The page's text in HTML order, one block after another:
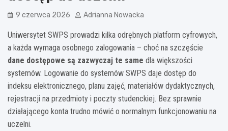
9 czerwca 2026 Adrianna Nowacka
Uniwersytet SWPS prowadzi kilka odrębnych platform cyfrowych,
a każda wymaga osobnego zalogowania – choć na szczęście
dane dostępowe są zazwyczaj te same dla większości
systemów. Logowanie do systemów SWPS daje dostęp do
indeksu elektronicznego, planu zajęć, materiałów dydaktycznych,
rejestracji na przedmioty i poczty studenckiej. Bez sprawnie
działającego konta trudno mówić o normalnym funkcjonowaniu na
uczelni.